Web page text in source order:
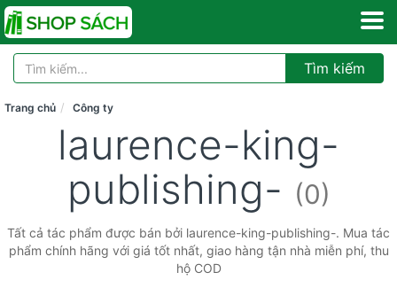
Tìm kiếm
Trang chủ Công ty
laurence-king-
publishing- (0)
Tất cả tác phẩm được bán bởi laurence-king-publishing-. Mua tác
phẩm chính hãng với giá tốt nhất, giao hàng tận nhà miễn phí, thu
hộ COD